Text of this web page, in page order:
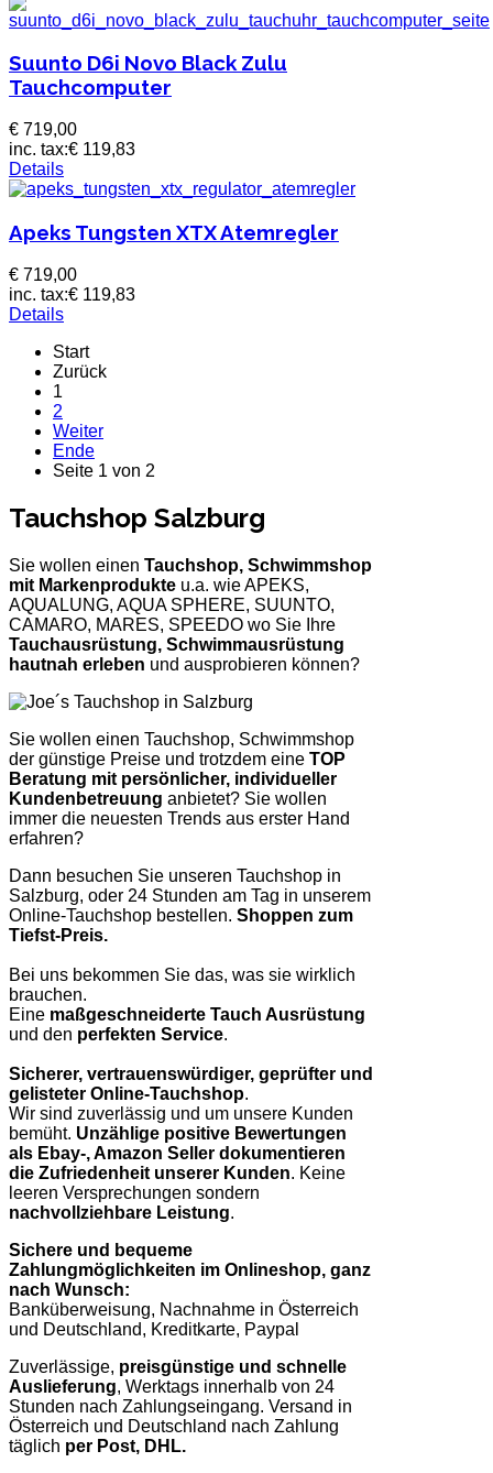
Suunto D6i Novo Black Zulu
Tauchcomputer
€ 719,00
inc. tax:€ 119,83
Details
Apeks Tungsten XTX Atemregler
€ 719,00
inc. tax:€ 119,83
Details
Start
Zurück
1
2
Weiter
Ende
Seite 1 von 2
Tauchshop Salzburg
Sie wollen einen Tauchshop, Schwimmshop
mit Markenprodukte u.a. wie APEKS,
AQUALUNG, AQUA SPHERE, SUUNTO,
CAMARO, MARES, SPEEDO wo Sie Ihre
Tauchausrüstung, Schwimmausrüstung
hautnah erleben und ausprobieren können?
Sie wollen einen Tauchshop, Schwimmshop
der günstige Preise und trotzdem eine TOP
Beratung mit persönlicher, individueller
Kundenbetreuung anbietet? Sie wollen
immer die neuesten Trends aus erster Hand
erfahren?
Dann besuchen Sie unseren Tauchshop in
Salzburg, oder 24 Stunden am Tag in unserem
Online-Tauchshop bestellen. Shoppen zum
Tiefst-Preis.
Bei uns bekommen Sie das, was sie wirklich
brauchen.
Eine maßgeschneiderte Tauch Ausrüstung
und den perfekten Service.
Sicherer, vertrauenswürdiger, geprüfter und
gelisteter Online-Tauchshop.
Wir sind zuverlässig und um unsere Kunden
bemüht. Unzählige positive Bewertungen
als Ebay-, Amazon Seller dokumentieren
die Zufriedenheit unserer Kunden. Keine
leeren Versprechungen sondern
nachvollziehbare Leistung.
Sichere und bequeme
Zahlungmöglichkeiten im Onlineshop, ganz
nach Wunsch:
Banküberweisung, Nachnahme in Österreich
und Deutschland, Kreditkarte, Paypal
Zuverlässige, preisgünstige und schnelle
Auslieferung, Werktags innerhalb von 24
Stunden nach Zahlungseingang. Versand in
Österreich und Deutschland nach Zahlung
täglich per Post, DHL.